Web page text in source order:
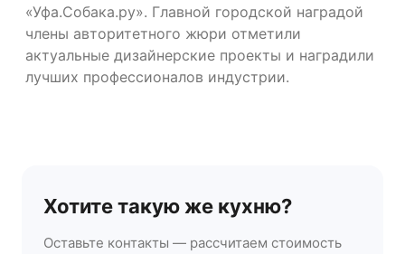
«Уфа.Собака.ру». Главной городской наградой
члены авторитетного жюри отметили
актуальные дизайнерские проекты и наградили
лучших профессионалов индустрии.
Хотите такую же кухню?
Оставьте контакты — рассчитаем стоимость